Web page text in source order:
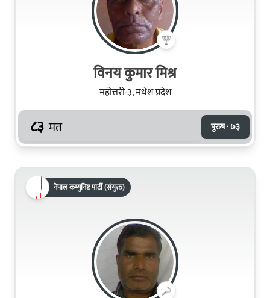
विनय कुमार मिश्र
महोत्तरी-३, मधेश प्रदेश
८३ मत पुरुष · ७३
नेपाल कम्युनिष्ट पार्टी (संयुक्त)